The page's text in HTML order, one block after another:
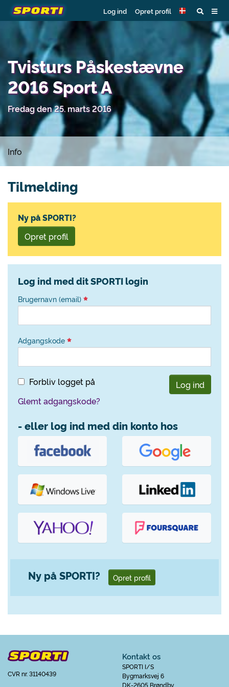
Log ind Opret profil
Tvisturs Påskestævne
2016 Sport A
Fredag den 25. marts 2016
Info
Tilmelding
Ny på SPORTI?
Opret profil
Log ind med dit SPORTI login
Brugernavn (email)
Adgangskode
Forbliv logget på
Log ind
Glemt adgangskode?
- eller log ind med din konto hos
Ny på SPORTI? Opret profil
CVR nr. 31140439
Kontakt os
SPORTI I/S
Bygmarksvej 6
DK-2605 Brøndby